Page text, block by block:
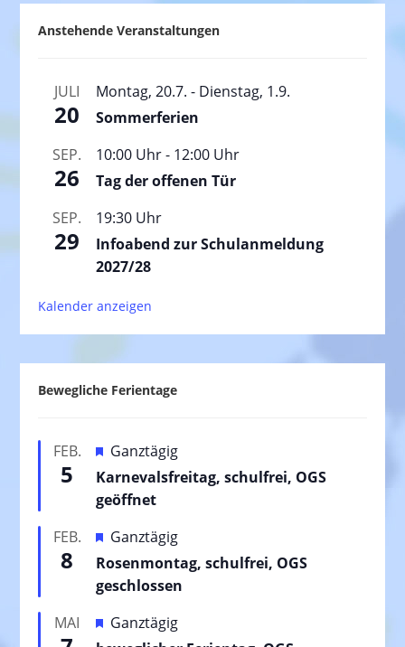
Anstehende Veranstaltungen
JULI
20
Montag, 20.7. - Dienstag, 1.9.
Sommerferien
SEP.
26
10:00 Uhr- 12:00 Uhr
Tag der offenen Tür
SEP.
29
19:30 Uhr
Infoabend zur Schulanmeldung
2027/28
Kalender anzeigen
Bewegliche Ferientage
FEB.
5
H
e
r
o
r
g
h
Ganztägig
Karnevalsfreitag, schulfrei, OGS
geöffnet
FEB.
8
H
e
r
o
Ganztägig
Rosenmontag, schulfrei, OGS
geschlossen
MAI
H
Ganztägig